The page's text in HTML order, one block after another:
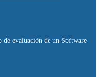
de evaluación de un Software